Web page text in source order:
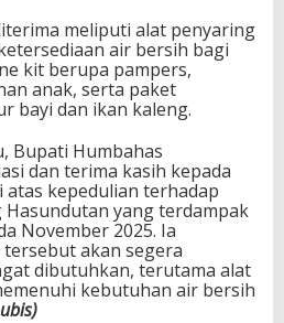
meliputi alat penyaring
air bersih bagi
kit berupa pampers,
anak, serta paket
bayi dan ikan kaleng.
Bupati Humbahas
dan terima kasih kepada
atas kepedulian terhadap
yang terdampak
November 2025. Ia
akan segera
dibutuhkan, terutama alat
kebutuhan air bersih